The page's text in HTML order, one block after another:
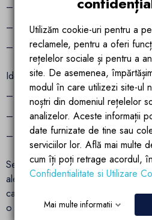
– Design deosebit, in forma de
– Confort optim datorita
– Culoare neutra, usor de asortat
Ideal pentru:
– Zona de piscina – confort si
– Terasa – spatiu de relaxare
– Gradina – oaza de liniste in aer
Sezlongul Verdi nu este doar un
alegere inspirata pentru cei
calitatea. Comanda acum si
o experienta premium de relaxare.
Utilizăm cookie-uri pentru a
reclamele, pentru a oferi
rețelelor sociale și pentru a
site. De asemenea,
modul în care utilizezi site-ul
noștri din domeniul rețelelor
analizelor. Aceste informații
date furnizate de tine sau
serviciilor lor. Află mai multe
cum îți poți retrage acordul, în
Confidentialitate si Utilizare
Mai multe informatii